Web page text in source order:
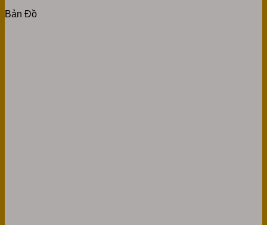
Bản Đồ